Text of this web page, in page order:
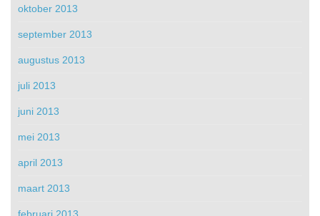
oktober 2013
september 2013
augustus 2013
juli 2013
juni 2013
mei 2013
april 2013
maart 2013